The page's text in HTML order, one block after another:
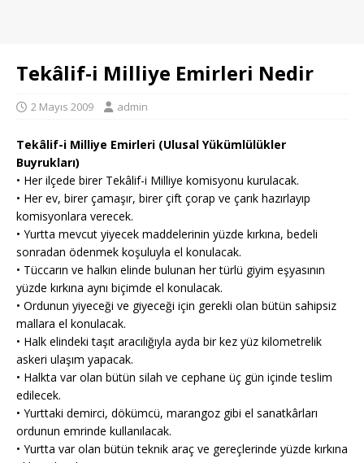
Tekâlif-i Milliye Emirleri Nedir
2 Mayıs 2009 admin
Tekâlif-i Milliye Emirleri (Ulusal Yükümlülükler
Buyrukları)
• Her ilçede birer Tekâlif-i Milliye komisyonu kurulacak.
• Her ev, birer çamaşır, birer çift çorap ve çarık hazırlayıp
komisyonlara verecek.
• Yurtta mevcut yiyecek maddelerinin yüzde kırkına, bedeli
sonradan ödenmek koşuluyla el konulacak.
• Tüccarın ve halkın elinde bulunan her türlü giyim eşyasının
yüzde kırkına aynı biçimde el konulacak.
• Ordunun yiyeceği ve giyeceği için gerekli olan bütün sahipsiz
mallara el konulacak.
• Halk elindeki taşıt aracılığıyla ayda bir kez yüz kilometrelik
askeri ulaşım yapacak.
• Halkta var olan bütün silah ve cephane üç gün içinde teslim
edilecek.
• Yurttaki demirci, dökümcü, marangoz gibi el sanatkârları
ordunun emrinde kullanılacak.
• Yurtta var olan bütün teknik araç ve gereçlerinde yüzde kırkına